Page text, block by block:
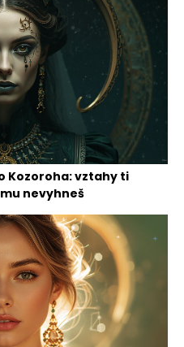
Kozoroha: vztahy ti
nevyhneš